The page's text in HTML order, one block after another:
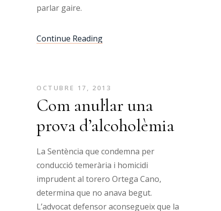
parlar gaire.
Continue Reading
OCTUBRE 17, 2013
Com anul·lar una
prova d’alcoholèmia
La Sentència que condemna per
conducció temerària i homicidi
imprudent al torero Ortega Cano,
determina que no anava begut.
L’advocat defensor aconsegueix que la